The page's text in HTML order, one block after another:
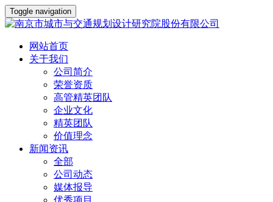
Toggle navigation
网站首页
关于我们
公司简介
荣誉资质
高管精英团队
企业文化
精英团队
价值理念
新闻资讯
全部
公司动态
媒体报导
优秀项目